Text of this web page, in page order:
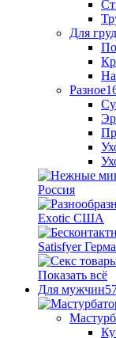
Для
Разное
Показать всё
Для мужчин